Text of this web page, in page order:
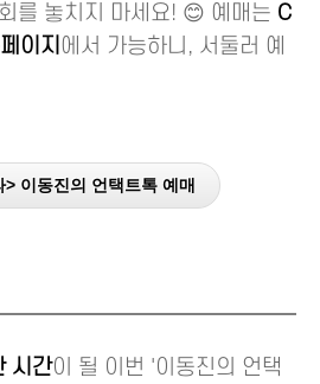
를 놓치지 마세요! 😊 예매는 C
이지 에서 가능하니, 서둘러 예
> 이동진의 언택트톡 예매
시간이 될 이번 '이동진의 언택